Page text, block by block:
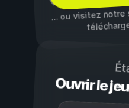
… ou visitez
Ouvrir le